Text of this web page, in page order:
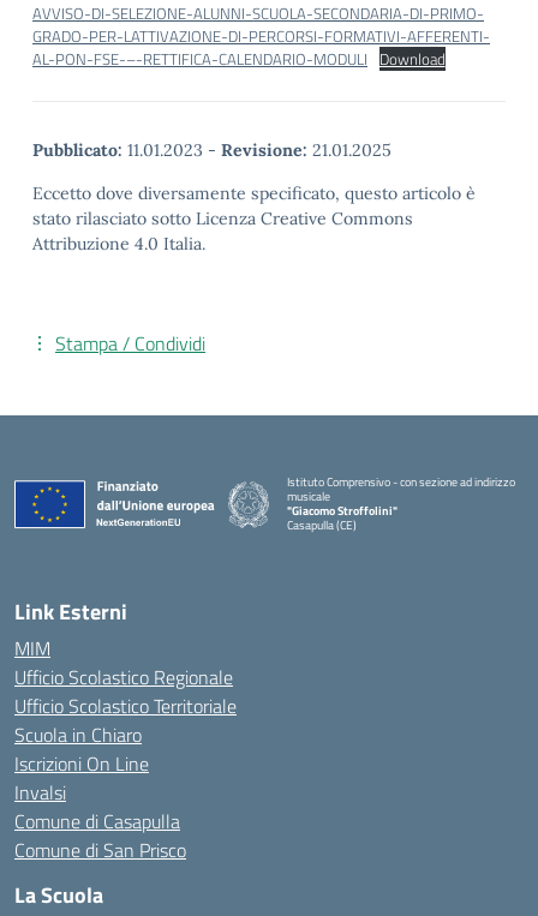
AVVISO-DI-SELEZIONE-ALUNNI-SCUOLA-SECONDARIA-DI-PRIMO-
GRADO-PER-LATTIVAZIONE-DI-PERCORSI-FORMATIVI-AFFERENTI-
AL-PON-FSE-–-RETTIFICA-CALENDARIO-MODULI Download
Pubblicato: 11.01.2023 - Revisione: 21.01.2025
Eccetto dove diversamente specificato, questo articolo è
stato rilasciato sotto Licenza Creative Commons
Attribuzione 4.0 Italia.
Stampa / Condividi
Istituto Comprensivo - con sezione ad indirizzo
musicale
"Giacomo Stroffolini"
Casapulla (CE)
Link Esterni
MIM
Ufficio Scolastico Regionale
Ufficio Scolastico Territoriale
Scuola in Chiaro
Iscrizioni On Line
Invalsi
Comune di Casapulla
Comune di San Prisco
La Scuola